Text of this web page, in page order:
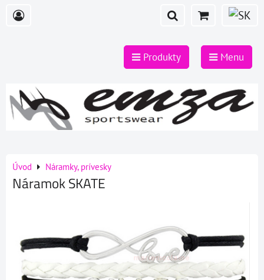
Produkty Menu
Úvod Náramky, prívesky
Náramok SKATE